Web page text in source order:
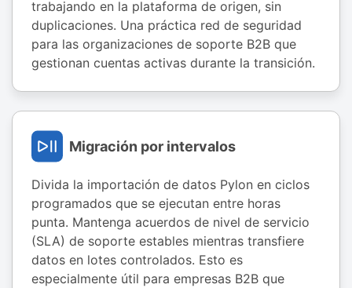
trabajando en la plataforma de origen, sin
duplicaciones. Una práctica red de seguridad
para las organizaciones de soporte B2B que
gestionan cuentas activas durante la transición.
Migración por intervalos
Divida la importación de datos Pylon en ciclos
programados que se ejecutan entre horas
punta. Mantenga acuerdos de nivel de servicio
(SLA) de soporte estables mientras transfiere
datos en lotes controlados. Esto es
especialmente útil para empresas B2B que